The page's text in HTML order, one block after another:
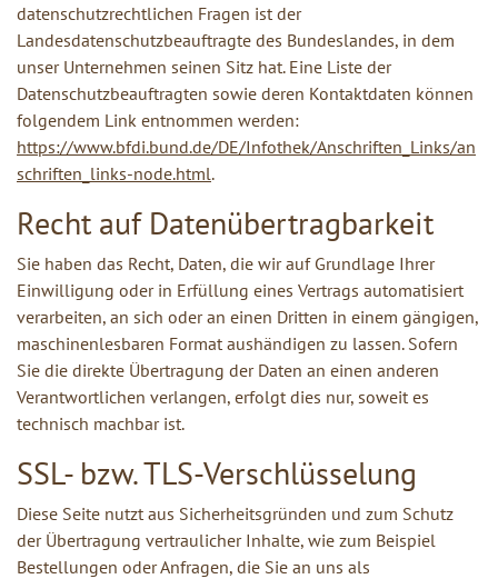
datenschutzrechtlichen Fragen ist der
Landesdatenschutzbeauftragte des Bundeslandes, in dem
unser Unternehmen seinen Sitz hat. Eine Liste der
Datenschutzbeauftragten sowie deren Kontaktdaten können
folgendem Link entnommen werden:
https://www.bfdi.bund.de/DE/Infothek/Anschriften_Links/an
schriften_links-node.html.
Recht auf Datenübertragbarkeit
Sie haben das Recht, Daten, die wir auf Grundlage Ihrer
Einwilligung oder in Erfüllung eines Vertrags automatisiert
verarbeiten, an sich oder an einen Dritten in einem gängigen,
maschinenlesbaren Format aushändigen zu lassen. Sofern
Sie die direkte Übertragung der Daten an einen anderen
Verantwortlichen verlangen, erfolgt dies nur, soweit es
technisch machbar ist.
SSL- bzw. TLS-Verschlüsselung
Diese Seite nutzt aus Sicherheitsgründen und zum Schutz
der Übertragung vertraulicher Inhalte, wie zum Beispiel
Bestellungen oder Anfragen, die Sie an uns als